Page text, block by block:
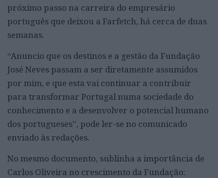
próximo passo na carreira do empresário
português que deixou a Farfetch, há cerca de duas
semanas.
“Anuncio que os destinos e a gestão da Fundação
José Neves passam a ser diretamente assumidos
por mim, e que esta vai continuar a contribuir
para transformar Portugal numa sociedade do
conhecimento e a desenvolver o potencial humano
dos portugueses”, pode ler-se no comunicado
enviado às redações.
No mesmo documento, sublinha a importância de
Carlos Oliveira no crescimento da Fundação: